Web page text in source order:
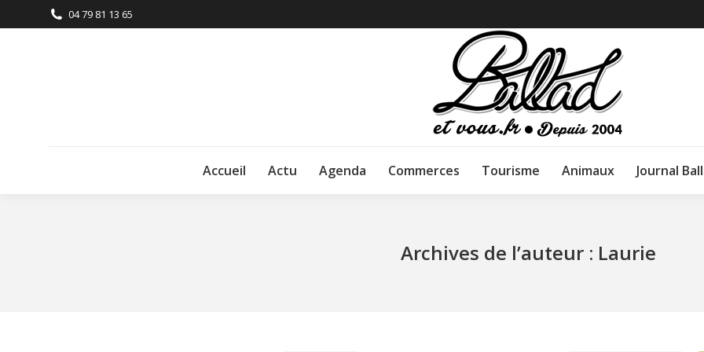
04 79 81 13 65
Accueil Actu Agenda Commerces Tourisme Animaux Journal
Archives de l’auteur : Laurie